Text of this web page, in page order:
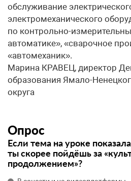
обслуживание
электромеханического
по контрольно-
автоматике», «сварочное
«автомеханик».
Марина КРАВЕЦ, директор
образования Ямало-
округа
Опрос
Если тема на уроке
ты скорее пойдёшь за
продолжением»?